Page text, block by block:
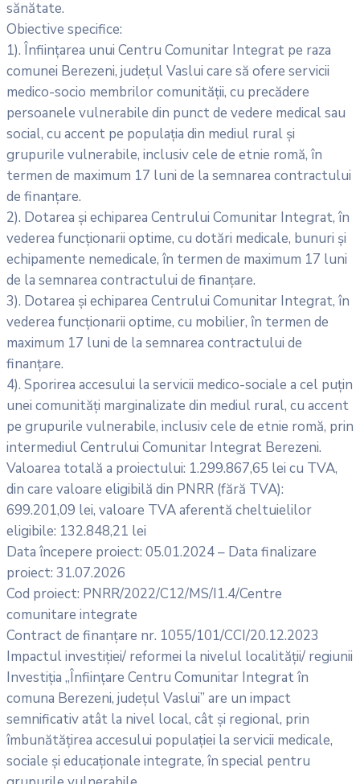
sănătate.
Obiective specifice:
1). Înființarea unui Centru Comunitar Integrat pe raza
comunei Berezeni, județul Vaslui care să ofere servicii
medico-socio membrilor comunității, cu precădere
persoanele vulnerabile din punct de vedere medical sau
social, cu accent pe populația din mediul rural și
grupurile vulnerabile, inclusiv cele de etnie romă, în
termen de maximum 17 luni de la semnarea contractului
de finanțare.
2). Dotarea și echiparea Centrului Comunitar Integrat, în
vederea funcționarii optime, cu dotări medicale, bunuri şi
echipamente nemedicale, în termen de maximum 17 luni
de la semnarea contractului de finanțare.
3). Dotarea și echiparea Centrului Comunitar Integrat, în
vederea funcționarii optime, cu mobilier, în termen de
maximum 17 luni de la semnarea contractului de
finanțare.
4). Sporirea accesului la servicii medico-sociale a cel puțin
unei comunități marginalizate din mediul rural, cu accent
pe grupurile vulnerabile, inclusiv cele de etnie romă, prin
intermediul Centrului Comunitar Integrat Berezeni.
Valoarea totală a proiectului: 1.299.867,65 lei cu TVA,
din care valoare eligibilă din PNRR (fără TVA):
699.201,09 lei, valoare TVA aferentă cheltuielilor
eligibile: 132.848,21 lei
Data începere proiect: 05.01.2024 – Data finalizare
proiect: 31.07.2026
Cod proiect: PNRR/2022/C12/MS/I1.4/Centre
comunitare integrate
Contract de finanțare nr. 1055/101/CCI/20.12.2023
Impactul investiției/ reformei la nivelul localității/ regiunii
Investiția „Înființare Centru Comunitar Integrat în
comuna Berezeni, județul Vaslui” are un impact
semnificativ atât la nivel local, cât și regional, prin
îmbunătățirea accesului populației la servicii medicale,
sociale și educaționale integrate, în special pentru